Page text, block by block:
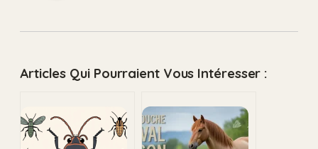
Articles Qui Pourraient Vous Intéresser :